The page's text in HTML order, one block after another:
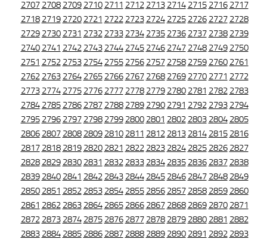
2707 2708 2709 2710 2711 2712 2713 2714 2715 2716 2717
2718 2719 2720 2721 2722 2723 2724 2725 2726 2727 2728
2729 2730 2731 2732 2733 2734 2735 2736 2737 2738 2739
2740 2741 2742 2743 2744 2745 2746 2747 2748 2749 2750
2751 2752 2753 2754 2755 2756 2757 2758 2759 2760 2761
2762 2763 2764 2765 2766 2767 2768 2769 2770 2771 2772
2773 2774 2775 2776 2777 2778 2779 2780 2781 2782 2783
2784 2785 2786 2787 2788 2789 2790 2791 2792 2793 2794
2795 2796 2797 2798 2799 2800 2801 2802 2803 2804 2805
2806 2807 2808 2809 2810 2811 2812 2813 2814 2815 2816
2817 2818 2819 2820 2821 2822 2823 2824 2825 2826 2827
2828 2829 2830 2831 2832 2833 2834 2835 2836 2837 2838
2839 2840 2841 2842 2843 2844 2845 2846 2847 2848 2849
2850 2851 2852 2853 2854 2855 2856 2857 2858 2859 2860
2861 2862 2863 2864 2865 2866 2867 2868 2869 2870 2871
2872 2873 2874 2875 2876 2877 2878 2879 2880 2881 2882
2883 2884 2885 2886 2887 2888 2889 2890 2891 2892 2893